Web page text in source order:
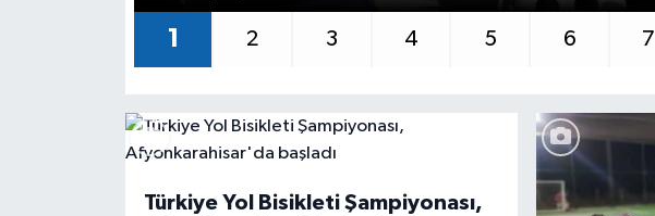
1 2 3 4 5 6 7
Türkiye Yol Bisikleti Şampiyonası,